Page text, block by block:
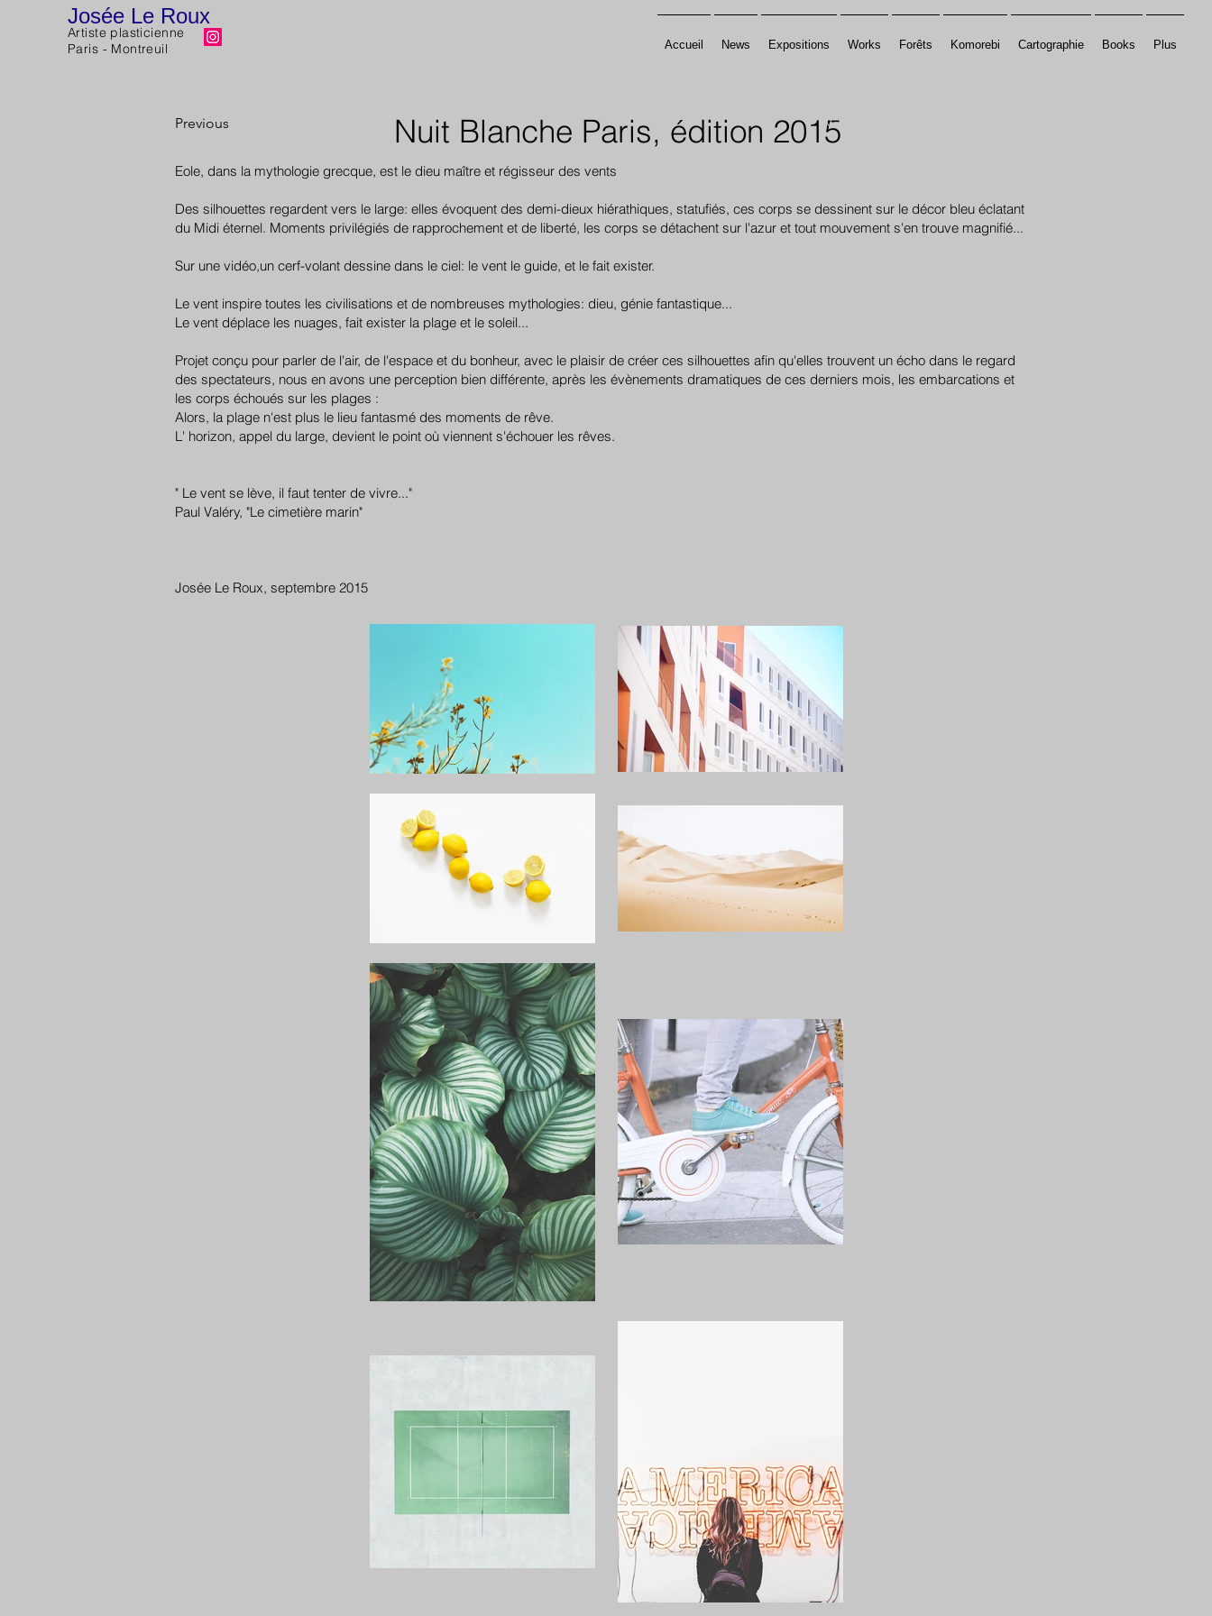
Josée Le Roux
Artiste plasticienne
Paris - Montreuil
Accueil News Expositions Works Forêts Komorebi Cartographie Books Plus
Previous Nuit Blanche Paris, édition 2015
Next
Eole, dans la mythologie grecque, est le dieu maître et régisseur des vents
Des silhouettes regardent vers le large: elles évoquent des demi-dieux hiérathiques, statufiés, ces corps se dessinent sur le décor bleu éclatant
du Midi éternel. Moments privilégiés de rapprochement et de liberté, les corps se détachent sur l'azur et tout mouvement s'en trouve magnifié...
Sur une vidéo,un cerf-volant dessine dans le ciel: le vent le guide, et le fait exister.
Le vent inspire toutes les civilisations et de nombreuses mythologies: dieu, génie fantastique...
Le vent déplace les nuages, fait exister la plage et le soleil...
Projet conçu pour parler de l'air, de l'espace et du bonheur, avec le plaisir de créer ces silhouettes afin qu'elles trouvent un écho dans le regard
des spectateurs, nous en avons une perception bien différente, après les évènements dramatiques de ces derniers mois, les embarcations et
les corps échoués sur les plages :
Alors, la plage n'est plus le lieu fantasmé des moments de rêve.
L' horizon, appel du large, devient le point où viennent s'échouer les rêves.
" Le vent se lève, il faut tenter de vivre..."
Paul Valéry, "Le cimetière marin"
Josée Le Roux, septembre 2015